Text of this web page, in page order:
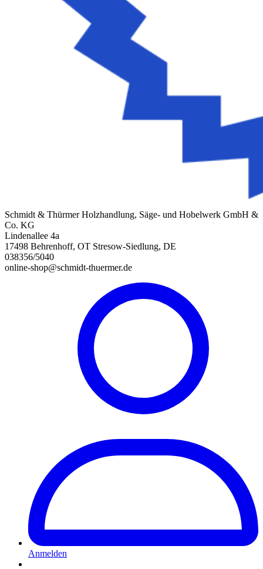
Schmidt & Thürmer Holzhandlung, Säge- und Hobelwerk GmbH &
Co. KG
Lindenallee 4a
17498 Behrenhoff, OT Stresow-Siedlung, DE
038356/5040
online-shop@schmidt-thuermer.de
Anmelden